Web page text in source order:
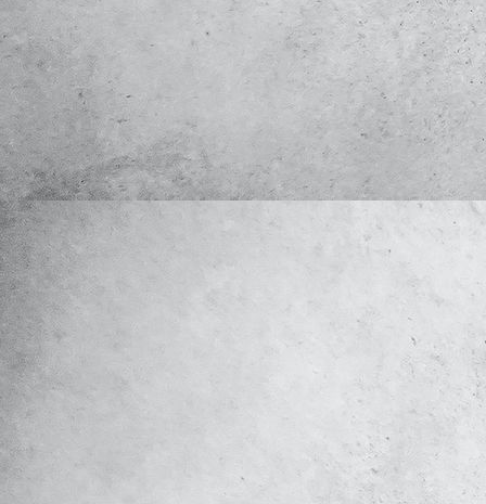
REFERENZ_PHOTO-2021-08-12-19-08-5011_sw